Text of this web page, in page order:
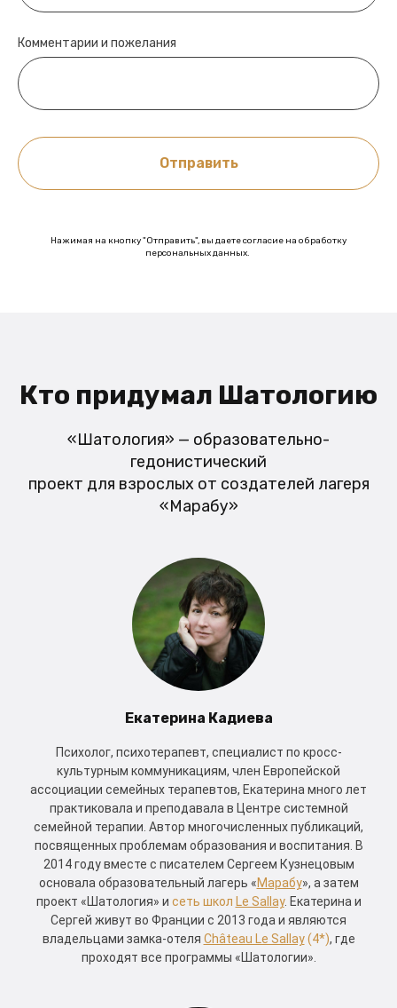
Комментарии и пожелания
Отправить
Нажимая на кнопку "Отправить", вы даете согласие на обработку
персональных данных.
Кто придумал Шатологию
«Шатология» — образовательно-
гедонистический
проект для взрослых от создателей лагеря
«Марабу»
Екатерина Кадиева
Психолог, психотерапевт, специалист по кросс-
культурным коммуникациям, член Европейской
ассоциации семейных терапевтов, Екатерина много лет
практиковала и преподавала в Центре системной
семейной терапии. Автор многочисленных публикаций,
посвященных проблемам образования и воспитания. В
2014 году вместе с писателем Сергеем Кузнецовым
основала образовательный лагерь «Марабу», а затем
проект «Шатология» и сеть школ Le Sallay. Екатерина и
Сергей живут во Франции с 2013 года и являются
владельцами замка-отеля Château Le Sallay(4*), где
проходят все программы «Шатологии».